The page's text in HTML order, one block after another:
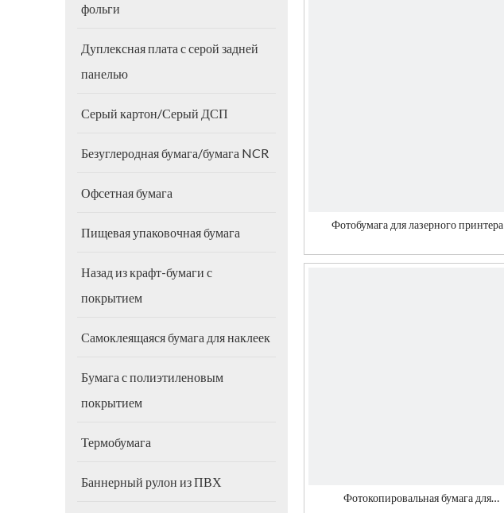
фольги
Дуплексная плата с серой задней
панелью
Серый картон/Серый ДСП
Безуглеродная бумага/бумага NCR
Офсетная бумага
Пищевая упаковочная бумага
Назад из крафт-бумаги с
покрытием
Самоклеящаяся бумага для наклеек
Бумага с полиэтиленовым
покрытием
Термобумага
Баннерный рулон из ПВХ
Фотобумага для лазерного принтера
Фотокопировальная бумага для